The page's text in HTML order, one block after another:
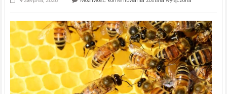
Wręczyca
Wielka
z
dofinansowaniem
ponad
15,6
mln
na
modernizację